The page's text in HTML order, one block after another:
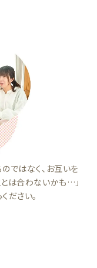
ではなく、お互いを
は合わないかも…」
ださい。